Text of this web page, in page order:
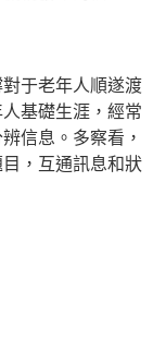
于老年人順遂渡
基礎生涯，經常
信息。多察看，
，互通訊息和狀